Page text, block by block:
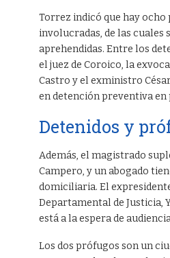
Torrez indicó que hay ocho
involucradas, de las cuales
aprehendidas. Entre los
el juez de Coroico, la
Castro y el exministro
en detención preventiva en
Detenidos y
Además, el magistrado
Campero, y un abogado
domiciliaria. El
Departamental de Justicia,
está a la espera de
Los dos prófugos son un